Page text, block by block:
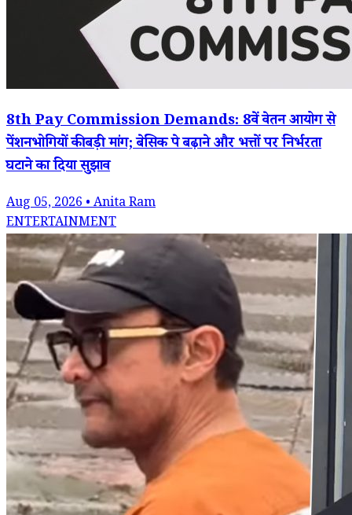
8th Pay Commission Demands: 8वें वेतन आयोग से
पेंशनभोगियों की बड़ी मांग; बेसिक पे बढ़ाने और भत्तों पर निर्भरता
घटाने का दिया सुझाव
Aug 05, 2026 • Anita Ram
ENTERTAINMENT